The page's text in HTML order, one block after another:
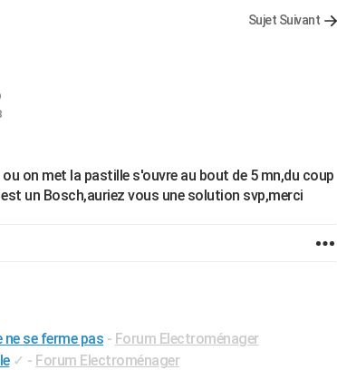
Sujet Suivant
on met la pastille s'ouvre au bout de 5 mn,du coup
un Bosch,auriez vous une solution svp,merci
se ferme pas - Forum Electroménager
✓ - Forum Electroménager